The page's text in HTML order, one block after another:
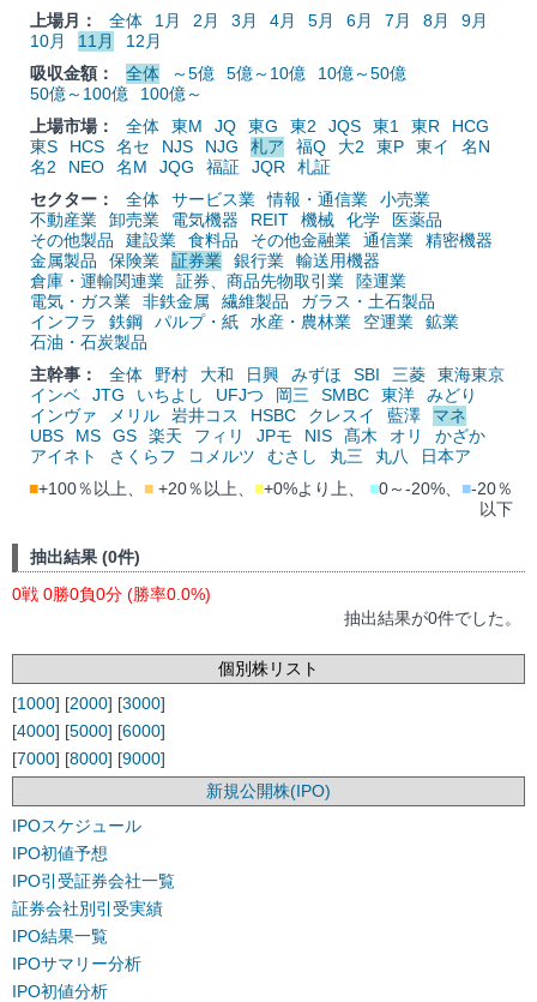
上場月：
全体 1月 2月 3月 4月 5月 6月 7月 8月
9月
10月
11月
12月
吸収金額：
全体 ～5億 5億～10億
10億～50億
50億～100億
100億～
上場市場：
全体 東M JQ 東G 東2 JQS 東1 東R
HCG
東S
HCS 名セ NJS NJG 札ア 福Q 大2 東P 東イ
名N
名2
NEO 名M JQG 福証 JQR
札証
セクター：
全体 サービス業 情報・通信業
小売業
不動産業
卸売業 電気機器 REIT 機械 化学
医薬品
その他製品
建設業 食料品 その他金融業 通信業
精密機器
金属製品
保険業 証券業 銀行業
輸送用機器
倉庫・運輸関連業
証券、商品先物取引業
陸運業
電気・ガス業
非鉄金属 繊維製品
ガラス・土石製品
インフラ
鉄鋼 パルプ・紙 水産・農林業 空運業
鉱業
石油・石炭製品
主幹事：
全体 野村 大和 日興 みずほ SBI 三菱
東海東京
インベ
JTG いちよし UFJつ 岡三 SMBC 東洋
みどり
インヴァ
メリル 岩井コス HSBC クレスイ 藍澤
マネ
UBS
MS GS 楽天 フィリ JPモ NIS 髙木 オリ
かざか
アイネト
さくらフ コメルツ むさし 丸三 丸八
日本ア
■+100％以上、 ■ +20％以上、 ■+0%より上、 ■0～-20%、 ■-20％
以下
抽出結果 (0件)
0戦 0勝0負0分 (勝率0.0%)
抽出結果が0件でした。
個別株リスト
[1000] [2000] [3000]
[4000] [5000] [6000]
[7000] [8000] [9000]
新規公開株(IPO)
IPOスケジュール
IPO初値予想
IPO引受証券会社一覧
証券会社別引受実績
IPO結果一覧
IPOサマリー分析
IPO初値分析